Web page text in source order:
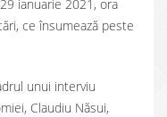
ianuarie 2021, ora
ce însumează peste
unui interviu
Claudiu Năsui,